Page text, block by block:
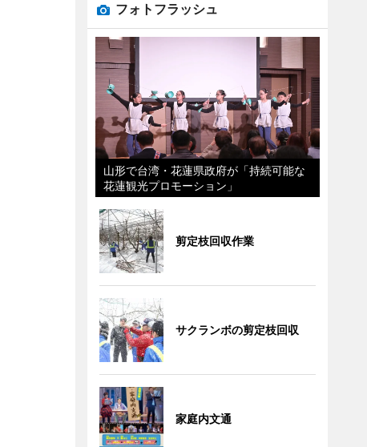
フォトフラッシュ
山形で台湾・花蓮県政府が「持続可能な
花蓮観光プロモーション」
剪定枝回収作業
サクランボの剪定枝回収
家庭内文通